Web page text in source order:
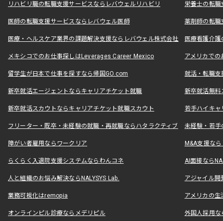
リハビリ職の転職支援サービスならレバウェルリハビリ 栄養士の転
医師の転職支援サービスならレバウェル医師 薬剤師の転
医療・ヘルスケア業界の課題解決支援ならレバウェル株式会社 医療看護介
メキシコでのお仕事探しはLeverages Career Mexico アメリカで
留学生が日本で仕事を探すなら帰国GO.com 就活・転職
新卒就活エージェントならキャリアチケット就職 新卒就活無料
新卒就活スカウトならキャリアチケット就職スカウト 若手ハイキ
フリーター・既卒・未経験の就職・再就職ならハタラクティブ 未経験・若手
障がい者雇用ならワークリア M&A支援な
らくらく入退院支援システムならわんコネ AI面接なら
人と組織のお悩み解決ならNALYSYS Lab. アジャイル
業務可視化はremopia アメリカの
オンラインピル診療ならメデリピル 外国人採用